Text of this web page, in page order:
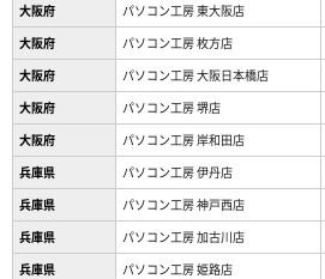
大阪府
パソコン工房 東大阪店
大阪府
パソコン工房 枚方店
大阪府
パソコン工房 大阪日本橋店
大阪府
パソコン工房 堺店
大阪府
パソコン工房 岸和田店
兵庫県
パソコン工房 伊丹店
兵庫県
パソコン工房 神戸西店
兵庫県
パソコン工房 加古川店
兵庫県
パソコン工房 姫路店